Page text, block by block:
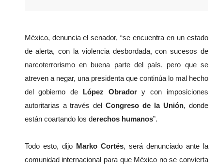
México, denuncia el senador, “se encuentra en un estado
de alerta, con la violencia desbordada, con sucesos de
narcoterrorismo en buena parte del país, pero que se
atreven a negar, una presidenta que continúa lo mal hecho
del gobierno de López Obrador y con imposiciones
autoritarias a través del Congreso de la Unión, donde
están coartando los derechos humanos”.
Todo esto, dijo Marko Cortés, será denunciado ante la
comunidad internacional para que México no se convierta